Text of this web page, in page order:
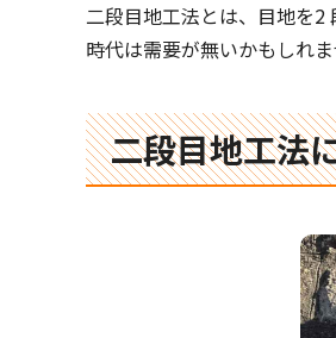
二段目地工法とは、目地を2
時代は需要が無いかもしれ
二段目地工法